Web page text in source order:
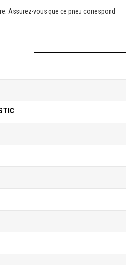
Assurez-vous que ce pneu correspond